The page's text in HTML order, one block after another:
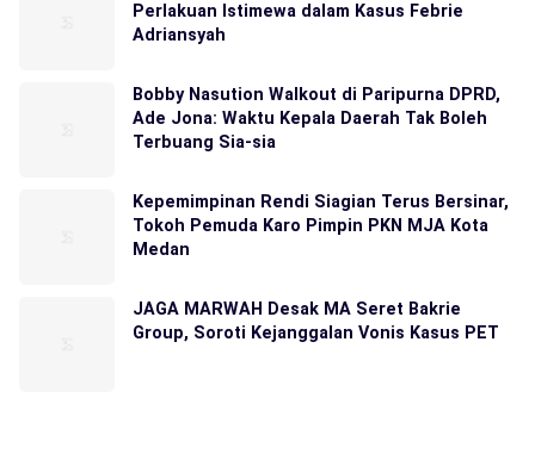
Perlakuan Istimewa dalam Kasus Febrie
Adriansyah
Bobby Nasution Walkout di Paripurna DPRD,
Ade Jona: Waktu Kepala Daerah Tak Boleh
Terbuang Sia-sia
Kepemimpinan Rendi Siagian Terus Bersinar,
Tokoh Pemuda Karo Pimpin PKN MJA Kota
Medan
JAGA MARWAH Desak MA Seret Bakrie
Group, Soroti Kejanggalan Vonis Kasus PET